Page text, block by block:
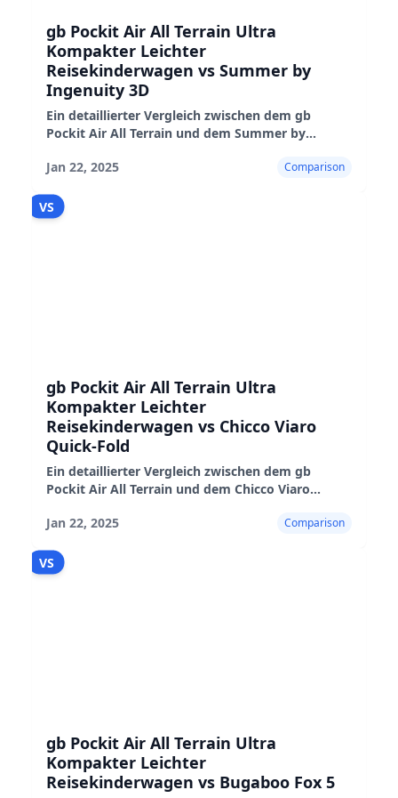
gb Pockit Air All Terrain Ultra
Kompakter Leichter
Reisekinderwagen vs Summer by
Ingenuity 3D
Ein detaillierter Vergleich zwischen dem gb
Pockit Air All Terrain und dem Summer by
Eigenschaften, Leistung und Eignung hervorhebt
Jan 22, 2025 Comparison
VS
gb Pockit Air All Terrain Ultra
Kompakter Leichter
Reisekinderwagen vs Chicco Viaro
Quick-Fold
Ein detaillierter Vergleich zwischen dem gb
Pockit Air All Terrain und dem Chicco Viaro
Nachteile sowie ihre Leistung in der Praxis
Jan 22, 2025 Comparison
VS
gb Pockit Air All Terrain Ultra
Kompakter Leichter
Reisekinderwagen vs Bugaboo Fox 5